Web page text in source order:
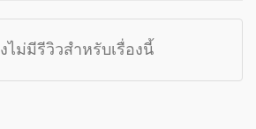
ไม่มีรีวิวสำหรับเรื่องนี้